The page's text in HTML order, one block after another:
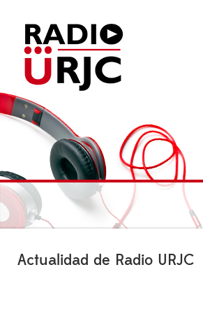
Actualidad de Radio URJC